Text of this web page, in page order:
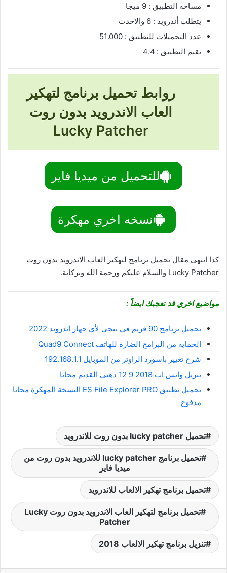
مساحه التطبيق : 9 ميجا
يتطلب أندرويد : 6 والاحدث
عدد التحميلات للتطبيق : 51.000
تقيم التطبيق : 4.4
روابط تحميل برنامج لتهكير
العاب الاندرويد بدون روت
Lucky Patcher
للتحميل من ميديا فاير
نسخه اخري مهكرة
كدا انتهي مقال تحميل برنامج لتهكير العاب الاندرويد بدون روت
Lucky Patcher والسلام عليكم ورحمة الله وبركاتة.
مواضيع اخري قد تعجبك ايضاً :
تحميل برنامج 90 فريم في ببجي لأي جهاز اندرويد 2022
الحماية من البرامج الضارة للهاتف Quad9 Connect
شرح تغيير باسورد الراوتر من الموبايل 192.168.1.1
تنزيل واتس اب 2018 9 12 ذهبي القديم مجانا
تحميل تطبيق ES File Explorer PRO النسخة المهكرة مجانا
مدفوع
تحميل lucky patcher بدون روت للاندرويد
تحميل برنامج lucky patcher للاندرويد بدون روت من
ميديا فاير
تحميل برنامج تهكير الالعاب للاندرويد
تحميل برنامج لتهكير العاب الاندرويد بدون روت Lucky
Patcher
تنزيل برنامج تهكير الالعاب 2018